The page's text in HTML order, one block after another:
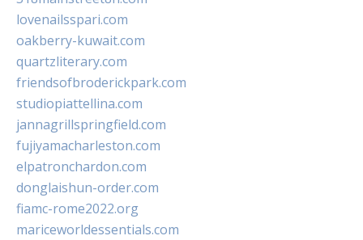
lovenailsspari.com
oakberry-kuwait.com
quartzliterary.com
friendsofbroderickpark.com
studiopiattellina.com
jannagrillspringfield.com
fujiyamacharleston.com
elpatronchardon.com
donglaishun-order.com
fiamc-rome2022.org
mariceworldessentials.com